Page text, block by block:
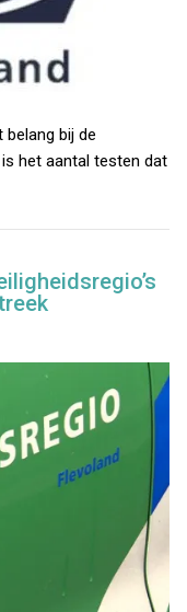
bij de
het aantal testen dat